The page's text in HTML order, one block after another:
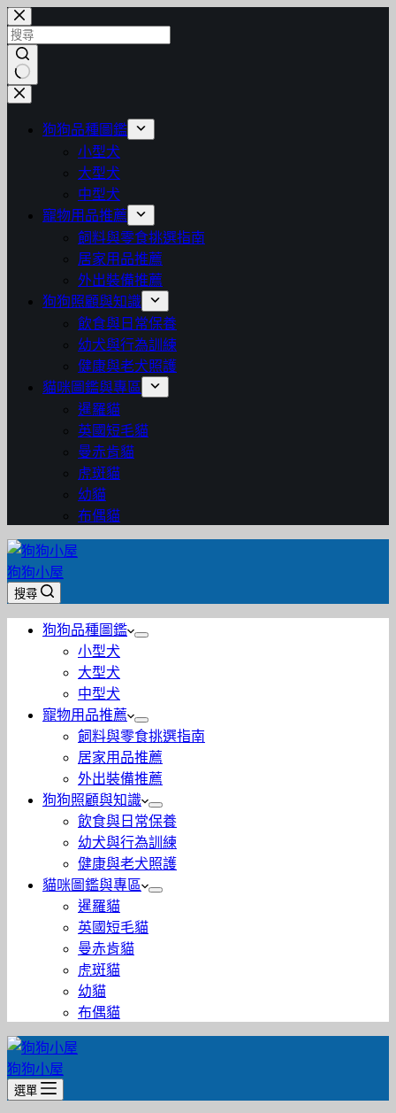
跳
至
主
要
內
找
狗狗品種圖鑑
小型犬
大型犬
中型犬
寵物用品推薦
飼料與零食挑選指南
居家用品推薦
外出裝備推薦
狗狗照顧與知識
飲食與日常保養
幼犬與行為訓練
健康與老犬照護
貓咪圖鑑與專區
暹羅貓
英國短毛貓
曼赤肯貓
虎斑貓
幼貓
布偶貓
狗狗小屋
搜尋
狗狗品種圖鑑
小型犬
大型犬
中型犬
寵物用品推薦
飼料與零食挑選指南
居家用品推薦
外出裝備推薦
狗狗照顧與知識
飲食與日常保養
幼犬與行為訓練
健康與老犬照護
貓咪圖鑑與專區
暹羅貓
英國短毛貓
曼赤肯貓
虎斑貓
幼貓
布偶貓
狗狗小屋
選單